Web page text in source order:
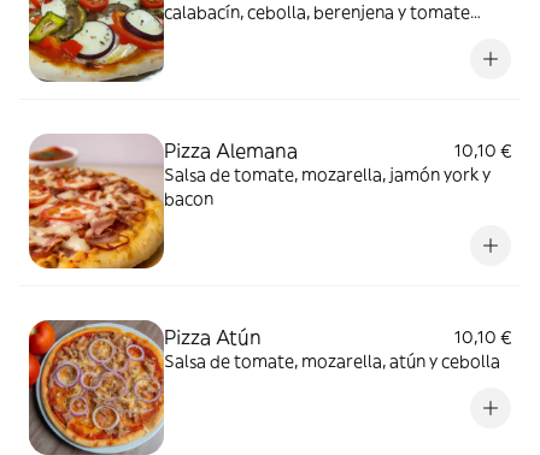
calabacín, cebolla, berenjena y tomate
Pizza Alemana
10,10 €
Salsa de tomate, mozarella, jamón york y
bacon
Pizza Atún
10,10 €
Salsa de tomate, mozarella, atún y cebolla